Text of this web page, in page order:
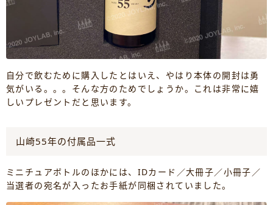
自分で飲むために購入したとはいえ、やはり本体の開封は勇
気がいる。。。そんな方のためでしょうか。これは非常に嬉
しいプレゼントだと思います。
山崎55年の付属品一式
ミニチュアボトルのほかには、IDカード／大冊子／小冊子／
当選者の宛名が入ったお手紙が同梱されていました。